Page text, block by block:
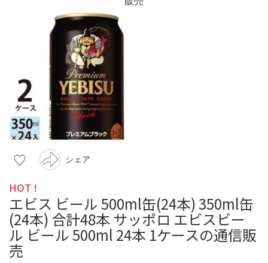
シェア
HOT !
エビス ビール 500ml缶(24本) 350ml缶
(24本) 合計48本 サッポロ エビスビー
ル ビール 500ml 24本 1ケースの通信販
売